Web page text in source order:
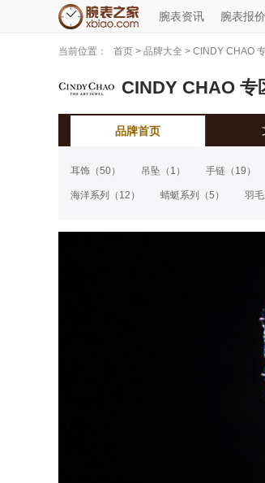
腕表资讯 腕表报价
当前位置： 首页 > 品牌大全 > CINDY CHAO
CINDY CHAO 专
品牌首页
耳饰 （50） 吊坠 （1） 手链 （19）
海洋系列 （12） 蜻蜓系列 （5） 羽毛